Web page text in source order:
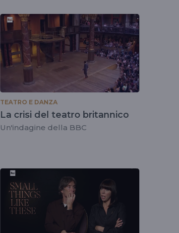
TEATRO E DANZA
La crisi del teatro britannico
Un'indagine della BBC